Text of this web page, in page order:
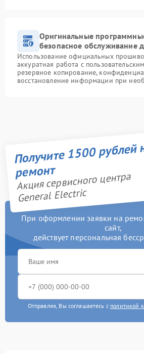
Оригинальные
безопасное обслуживание
Использование официальных
аккуратная работа с
резервное копирование,
восстановление информации при
Получите 1500 рублей
ремонт
Акция сервисного центра
General Electric
При оформлении заявки на
сайт,
действует персональная
Отправляя, Вы соглашаетесь с политикой